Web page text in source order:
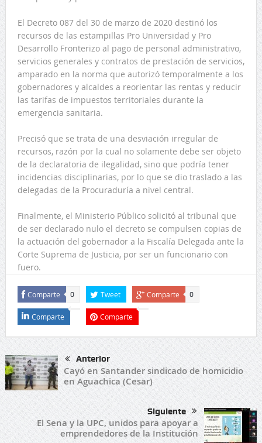
El Decreto 087 del 30 de marzo de 2020 destinó los
recursos de las estampillas Pro Universidad y Pro
Desarrollo Fronterizo al pago de personal administrativo,
servicios generales y contratos de prestación de servicios,
amparado en la norma que autorizó temporalmente a los
gobernadores y alcaldes a reorientar las rentas y reducir
las tarifas de impuestos territoriales durante la
emergencia sanitaria.
Precisó que se trata de una desviación irregular de
recursos, razón por la cual no solamente debe ser objeto
de la declaratoria de ilegalidad, sino que podría tener
incidencias disciplinarias, por lo que se dio traslado a las
delegadas de la Procuraduría a nivel central.
Finalmente, el Ministerio Público solicitó al tribunal que
de ser declarado nulo el decreto se compulsen copias de
la actuación del gobernador a la Fiscalía Delegada ante la
Corte Suprema de Justicia, por ser un funcionario con
fuero.
Comparte 0 Tweet Comparte 0
Comparte Comparte
Anterior
Cayó en Santander sindicado de homicidio
en Aguachica (Cesar)
Siguiente
El Sena y la UPC, unidos para apoyar a
emprendedores de la Institución